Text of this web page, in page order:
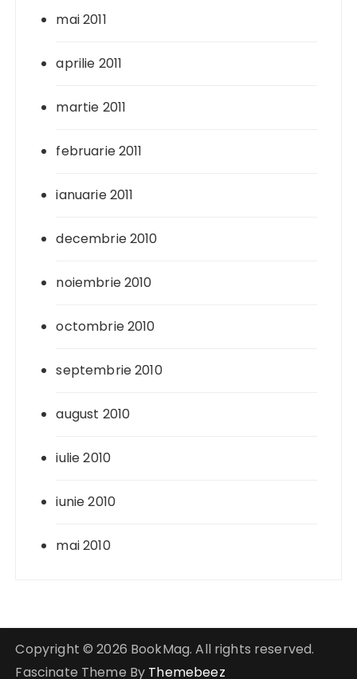
mai 2011
aprilie 2011
martie 2011
februarie 2011
ianuarie 2011
decembrie 2010
noiembrie 2010
octombrie 2010
septembrie 2010
august 2010
iulie 2010
iunie 2010
mai 2010
Copyright © 2026 BookMag. All rights reserved.
Fascinate Theme By Themebeez